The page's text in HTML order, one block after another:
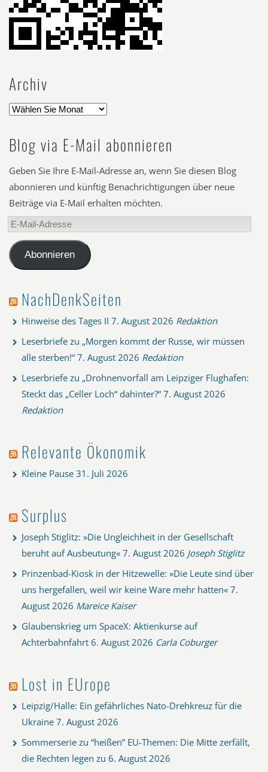
Archiv
Blog via E-Mail abonnieren
Geben Sie Ihre E-Mail-Adresse an, wenn Sie diesen Blog
abonnieren und künftig Benachrichtigungen über neue
Beiträge via E-Mail erhalten möchten.
E-
Mail-
AdresseAbonnieren
NachDenkSeiten
Hinweise des Tages II 7. August 2026 Redaktion
Leserbriefe zu „Morgen kommt der Russe, wir müssen
alle sterben!“ 7. August 2026 Redaktion
Leserbriefe zu „Drohnenvorfall am Leipziger Flughafen:
Steckt das „Celler Loch“ dahinter?“ 7. August 2026
Redaktion
Relevante Ökonomik
Kleine Pause 31. Juli 2026
Surplus
Joseph Stiglitz: »Die Ungleichheit in der Gesellschaft
beruht auf Ausbeutung« 7. August 2026 Joseph Stiglitz
Prinzenbad-Kiosk in der Hitzewelle: »Die Leute sind über
uns hergefallen, weil wir keine Ware mehr hatten« 7.
August 2026 Mareice Kaiser
Glaubenskrieg um SpaceX: Aktienkurse auf
Achterbahnfahrt 6. August 2026 Carla Coburger
Lost in EUrope
Leipzig/Halle: Ein gefährliches Nato-Drehkreuz für die
Ukraine 7. August 2026
Sommerserie zu “heißen” EU-Themen: Die Mitte zerfällt,
die Rechten legen zu 6. August 2026